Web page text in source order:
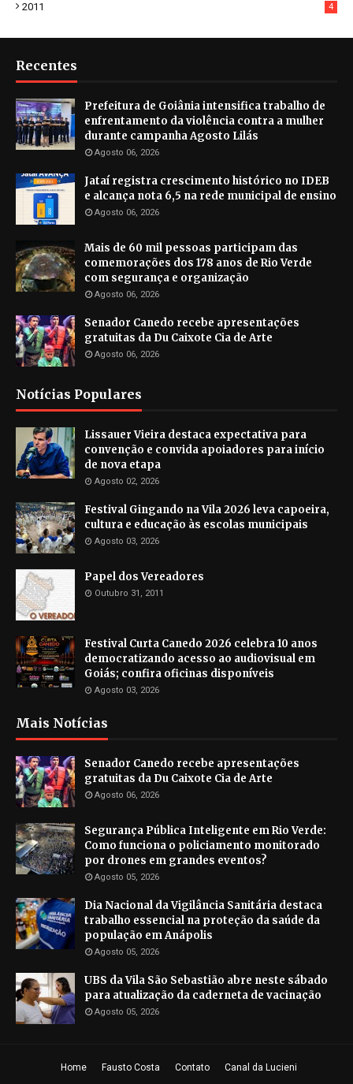
2011 4
Recentes
Prefeitura de Goiânia intensifica trabalho de
enfrentamento da violência contra a mulher
durante campanha Agosto Lilás
Agosto 06, 2026
Jataí registra crescimento histórico no IDEB
e alcança nota 6,5 na rede municipal de ensino
Agosto 06, 2026
Mais de 60 mil pessoas participam das
comemorações dos 178 anos de Rio Verde
com segurança e organização
Agosto 06, 2026
Senador Canedo recebe apresentações
gratuitas da Du Caixote Cia de Arte
Agosto 06, 2026
Notícias Populares
Lissauer Vieira destaca expectativa para
convenção e convida apoiadores para início
de nova etapa
Agosto 02, 2026
Festival Gingando na Vila 2026 leva capoeira,
cultura e educação às escolas municipais
Agosto 03, 2026
Papel dos Vereadores
Outubro 31, 2011
Festival Curta Canedo 2026 celebra 10 anos
democratizando acesso ao audiovisual em
Goiás; confira oficinas disponíveis
Agosto 03, 2026
Mais Notícias
Senador Canedo recebe apresentações
gratuitas da Du Caixote Cia de Arte
Agosto 06, 2026
Segurança Pública Inteligente em Rio Verde:
Como funciona o policiamento monitorado
por drones em grandes eventos?
Agosto 05, 2026
Dia Nacional da Vigilância Sanitária destaca
trabalho essencial na proteção da saúde da
população em Anápolis
Agosto 05, 2026
UBS da Vila São Sebastião abre neste sábado
para atualização da caderneta de vacinação
Agosto 05, 2026
Home Fausto Costa Contato Canal da Lucieni